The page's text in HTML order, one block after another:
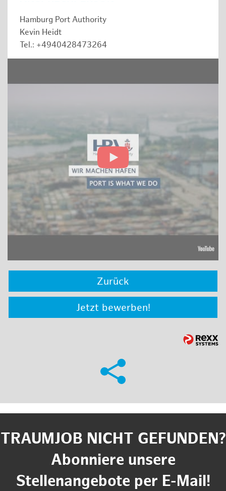
Hamburg Port Authority
Kevin Heidt
Tel.: +4940428473264
Zurück
Jetzt bewerben!
TRAUMJOB NICHT GEFUNDEN?
Abonniere unsere
Stellenangebote per E-Mail!